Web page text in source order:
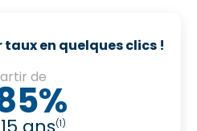
en quelques clics !
de
(1)